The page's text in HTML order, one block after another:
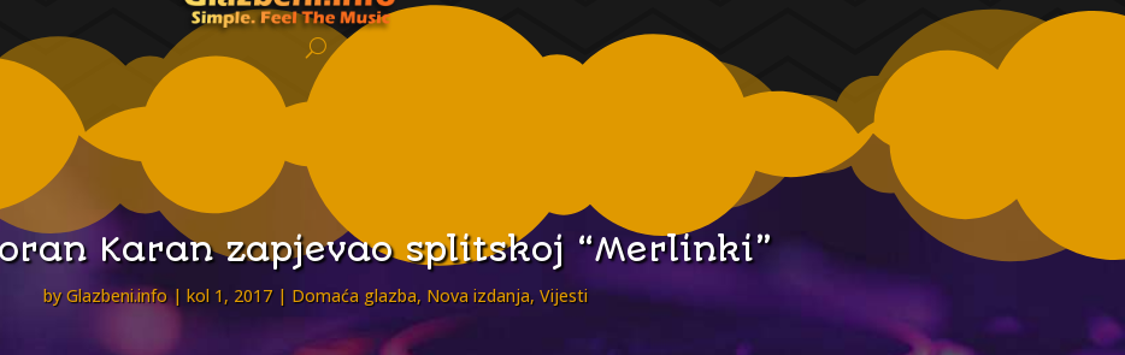
Karan zapjevao splitskoj “Merlinki”
byGlazbeni.info kol 1, 2017 Domaća glazba, Nova izdanja, Vijesti